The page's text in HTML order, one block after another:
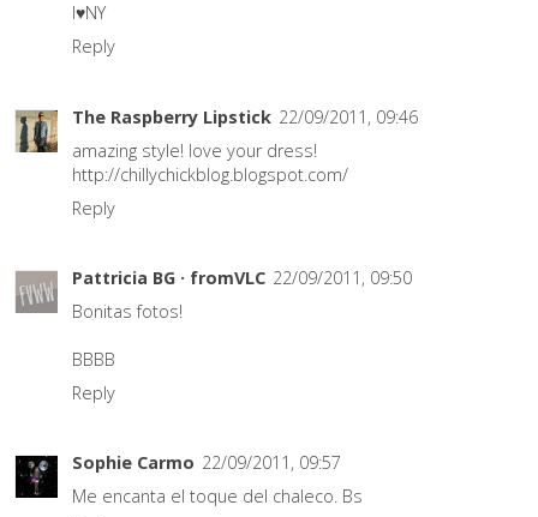
I♥NY
Reply
The Raspberry Lipstick 22/09/2011, 09:46
amazing style! love your dress!
http://chillychickblog.blogspot.com/
Reply
Pattricia BG · fromVLC 22/09/2011, 09:50
Bonitas fotos!
BBBB
Reply
Sophie Carmo 22/09/2011, 09:57
Me encanta el toque del chaleco. Bs